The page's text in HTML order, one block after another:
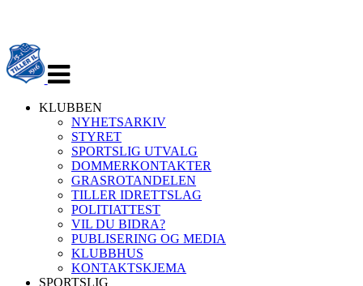
navigasjon
KLUBBEN
NYHETSARKIV
STYRET
SPORTSLIG UTVALG
DOMMERKONTAKTER
GRASROTANDELEN
TILLER IDRETTSLAG
POLITIATTEST
VIL DU BIDRA?
PUBLISERING OG MEDIA
KLUBBHUS
KONTAKTSKJEMA
SPORTSLIG